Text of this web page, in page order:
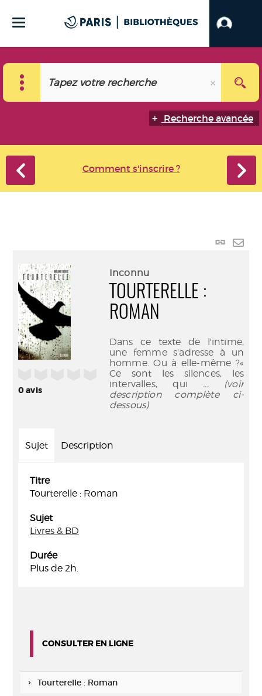
Recherche avancée
Comment s'inscrire ?
Lien
0avis
Inconnu
TOURTERELLE :
ROMAN
Dans ce texte de l'intime,
une femme s'adresse à un
homme. Ou à elle-même ?«
Ce sont les silences, les
intervalles, qui ... (voir
description complète ci-
dessous)
Sujet Description
Titre
Tourterelle : Roman
Sujet
Livres & BD
Durée
Plus de 2h.
CONSULTER EN LIGNE
Tourterelle : Roman